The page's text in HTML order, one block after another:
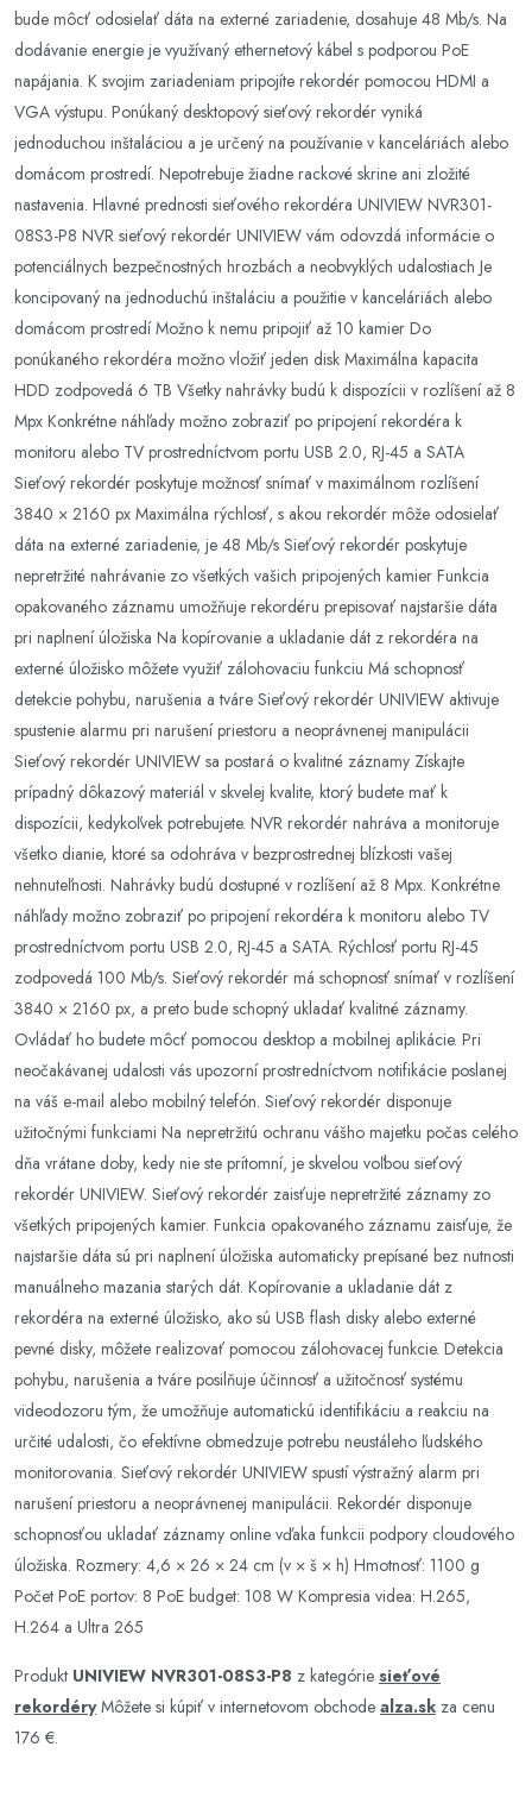
bude môcť odosielať dáta na externé zariadenie, dosahuje 48 Mb/s. Na
dodávanie energie je využívaný ethernetový kábel s podporou PoE
napájania. K svojim zariadeniam pripojíte rekordér pomocou HDMI a
VGA výstupu. Ponúkaný desktopový sieťový rekordér vyniká
jednoduchou inštaláciou a je určený na používanie v kanceláriách alebo
domácom prostredí. Nepotrebuje žiadne rackové skrine ani zložité
nastavenia. Hlavné prednosti sieťového rekordéra UNIVIEW NVR301-
08S3-P8 NVR sieťový rekordér UNIVIEW vám odovzdá informácie o
potenciálnych bezpečnostných hrozbách a neobvyklých udalostiach Je
koncipovaný na jednoduchú inštaláciu a použitie v kanceláriách alebo
domácom prostredí Možno k nemu pripojiť až 10 kamier Do
ponúkaného rekordéra možno vložiť jeden disk Maximálna kapacita
HDD zodpovedá 6 TB Všetky nahrávky budú k dispozícii v rozlíšení až 8
Mpx Konkrétne náhľady možno zobraziť po pripojení rekordéra k
monitoru alebo TV prostredníctvom portu USB 2.0, RJ-45 a SATA
Sieťový rekordér poskytuje možnosť snímať v maximálnom rozlíšení
3840 × 2160 px Maximálna rýchlosť, s akou rekordér môže odosielať
dáta na externé zariadenie, je 48 Mb/s Sieťový rekordér poskytuje
nepretržité nahrávanie zo všetkých vašich pripojených kamier Funkcia
opakovaného záznamu umožňuje rekordéru prepisovať najstaršie dáta
pri naplnení úložiska Na kopírovanie a ukladanie dát z rekordéra na
externé úložisko môžete využiť zálohovaciu funkciu Má schopnosť
detekcie pohybu, narušenia a tváre Sieťový rekordér UNIVIEW aktivuje
spustenie alarmu pri narušení priestoru a neoprávnenej manipulácii
Sieťový rekordér UNIVIEW sa postará o kvalitné záznamy Získajte
prípadný dôkazový materiál v skvelej kvalite, ktorý budete mať k
dispozícii, kedykoľvek potrebujete. NVR rekordér nahráva a monitoruje
všetko dianie, ktoré sa odohráva v bezprostrednej blízkosti vašej
nehnuteľnosti. Nahrávky budú dostupné v rozlíšení až 8 Mpx. Konkrétne
náhľady možno zobraziť po pripojení rekordéra k monitoru alebo TV
prostredníctvom portu USB 2.0, RJ-45 a SATA. Rýchlosť portu RJ-45
zodpovedá 100 Mb/s. Sieťový rekordér má schopnosť snímať v rozlíšení
3840 × 2160 px, a preto bude schopný ukladať kvalitné záznamy.
Ovládať ho budete môcť pomocou desktop a mobilnej aplikácie. Pri
neočakávanej udalosti vás upozorní prostredníctvom notifikácie poslanej
na váš e-mail alebo mobilný telefón. Sieťový rekordér disponuje
užitočnými funkciami Na nepretržitú ochranu vášho majetku počas celého
dňa vrátane doby, kedy nie ste prítomní, je skvelou voľbou sieťový
rekordér UNIVIEW. Sieťový rekordér zaisťuje nepretržité záznamy zo
všetkých pripojených kamier. Funkcia opakovaného záznamu zaisťuje, že
najstaršie dáta sú pri naplnení úložiska automaticky prepísané bez nutnosti
manuálneho mazania starých dát. Kopírovanie a ukladanie dát z
rekordéra na externé úložisko, ako sú USB flash disky alebo externé
pevné disky, môžete realizovať pomocou zálohovacej funkcie. Detekcia
pohybu, narušenia a tváre posilňuje účinnosť a užitočnosť systému
videodozoru tým, že umožňuje automatickú identifikáciu a reakciu na
určité udalosti, čo efektívne obmedzuje potrebu neustáleho ľudského
monitorovania. Sieťový rekordér UNIVIEW spustí výstražný alarm pri
narušení priestoru a neoprávnenej manipulácii. Rekordér disponuje
schopnosťou ukladať záznamy online vďaka funkcii podpory cloudového
úložiska. Rozmery: 4,6 × 26 × 24 cm (v × š × h) Hmotnosť: 1100 g
Počet PoE portov: 8 PoE budget: 108 W Kompresia videa: H.265,
H.264 a Ultra 265
Produkt UNIVIEW NVR301-08S3-P8 z kategórie sieťové
rekordéryMôžete si kúpiť v internetovom obchode alza.sk za cenu
176 €.